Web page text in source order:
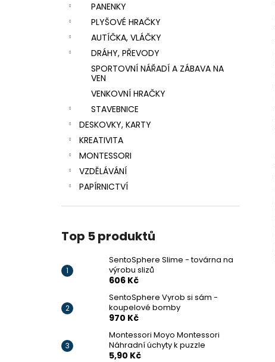
PANENKY
PLYŠOVÉ HRAČKY
AUTÍČKA, VLÁČKY
DRÁHY, PŘEVODY
SPORTOVNÍ NÁŘADÍ A ZÁBAVA NA
VEN
VENKOVNÍ HRAČKY
STAVEBNICE
DESKOVKY, KARTY
KREATIVITA
MONTESSORI
VZDĚLÁVÁNÍ
PAPÍRNICTVÍ
Top 5 produktů
SentoSphere Slime - továrna na
výrobu slizů
606 Kč
SentoSphere Vyrob si sám -
koupelové bomby
970 Kč
Montessori Moyo Montessori
Náhradní úchyty k puzzle
5,90 Kč